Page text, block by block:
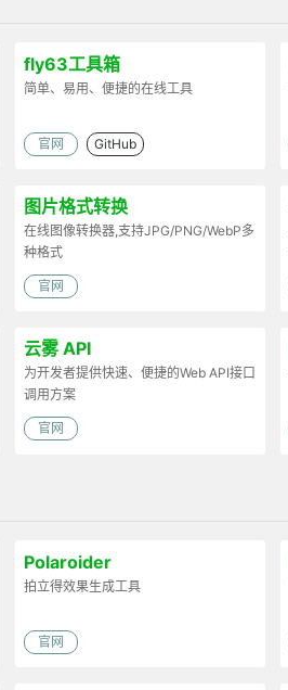
fly63工具箱
简单、易用、便捷的在线工具
官网 GitHub
图片格式转换
在线图像转换器,支持JPG/PNG/WebP多
种格式
官网
云雾 API
为开发者提供快速、便捷的Web API接口
调用方案
官网
Polaroider
拍立得效果生成工具
官网